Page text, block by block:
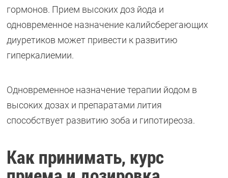
гормонов. Прием высоких доз йода и
одновременное назначение калийсберегающих
диуретиков может привести к развитию
гиперкалиемии.
Одновременное назначение терапии йодом в
высоких дозах и препаратами лития
способствует развитию зоба и гипотиреоза.
Как принимать, курс